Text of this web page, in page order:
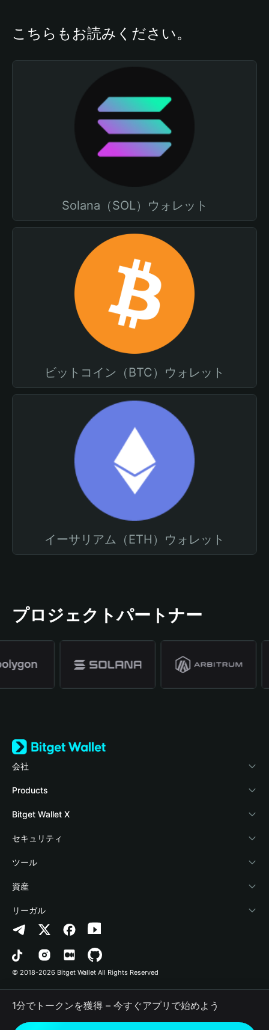
こちらもお読みください。
Solana（SOL）ウォレット
ビットコイン（BTC）ウォレット
イーサリアム（ETH）ウォレット
プロジェクトパートナー
会社
Bitget Walletについて
ブログ
アカデミー
暗号資産ニュース
Help Center
お問い合わせ
ブランドリソース
キャリア
Products
Crypto Card
Stablecoin Earn
Payfi Crypto
Crypto Swap API
Altcoin Season Index
Prediction Markets
DApp
RWA
Bitget Wallet X
デベロッパー
ウォレットを接続
Bitget Wallet Pay
プロジェクトを掲載
セキュリティ
保護基金
セキュリティ技術
ツール
暗号資産を購入
認証検出
コントラクト検出
一括送金
資産
Arbitrum
Avalanche
Bitcoin
Polygon
リーガル
プライバシーポリシー
利用規約
© 2018-2026 Bitget Wallet All Rights Reserved
1分でトークンを獲得 – 今すぐアプリで始めよう